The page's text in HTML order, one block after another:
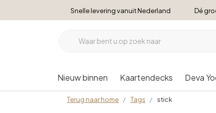
Snelle levering vanuit Nederland Dé
Nieuw binnen Kaartendecks Deva
Terug naar home Tags stick